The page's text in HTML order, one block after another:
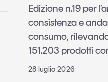
Edizione n.19 per
consistenza e
consumo,
151.203 prodotti
28 luglio 2026